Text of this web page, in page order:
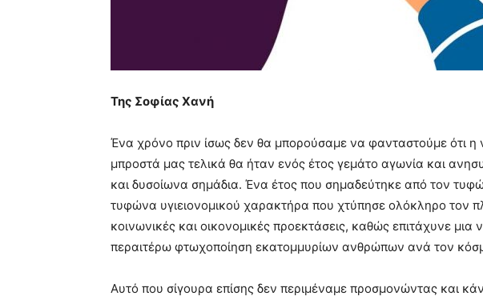
Της Σοφίας Χανή
Ένα χρόνο πριν ίσως δεν θα μπορούσαμε να φανταστούμε ότι
μπροστά μας τελικά θα ήταν ενός έτος γεμάτο αγωνία και
και δυσοίωνα σημάδια. Ένα έτος που σημαδεύτηκε από τον
τυφώνα υγιειονομικού χαρακτήρα που χτύπησε ολόκληρο τον
κοινωνικές και οικονομικές προεκτάσεις, καθώς επιτάχυνε μια
περαιτέρω φτωχοποίηση εκατομμυρίων ανθρώπων ανά τον
Αυτό που σίγουρα επίσης δεν περιμέναμε προσμονώντας και